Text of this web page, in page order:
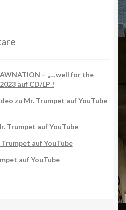
– „…well for the
auf CD/LP !
zu Mr. Trumpet auf YouTube
Trumpet auf YouTube
auf YouTube
auf YouTube